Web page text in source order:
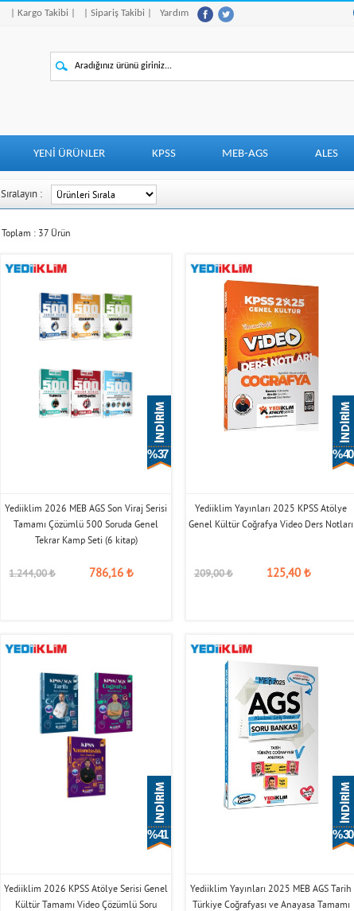
| Kargo Takibi | | Sipariş Takibi | Yardım
YENI ÜRÜNLER KPSS MEB-AGS ALES
Sıralayın :
Toplam : 37 Ürün
% 37
Yediiklim 2026 MEB AGS Son Viraj Serisi
Tamamı Çözümlü 500 Soruda Genel
Tekrar Kamp Seti (6 kitap)
1.244,00₺ 786,16 ₺
% 40
Yediiklim Yayınları 2025 KPSS Atölye
Genel Kültür Coğrafya Video Ders Notları
209,00₺ 125,40₺
% 41
Yediiklim 2026 KPSS Atölye Serisi Genel
Kültür Tamamı Video Çözümlü Soru
% 30
Yediiklim Yayınları 2025 MEB AGS Tarih
Türkiye Coğrafyası ve Anayasa Tamamı